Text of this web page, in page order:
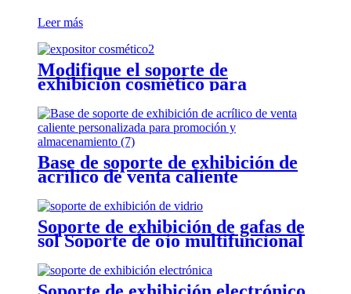
Leer más
Modifique el soporte de
exhibición cosmético para
requisitos particulares, componga
el estante de exhibición del piso
del bursh
Base de soporte de exhibición de
acrílico de venta caliente
almacenamiento
Soporte de exhibición de gafas de
sol Soporte de ojo multifuncional